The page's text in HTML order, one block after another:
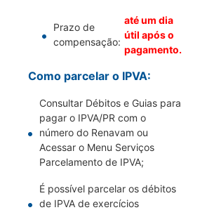
Prazo de
compensação:
até um dia
útil após o
pagamento.
Como parcelar o IPVA:
Consultar Débitos e Guias para
pagar o IPVA/PR com o
número do Renavam ou
Acessar o Menu Serviços
Parcelamento de IPVA;
É possível parcelar os débitos
de IPVA de exercícios